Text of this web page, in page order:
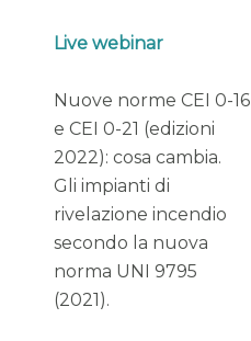
Live webinar
Nuove norme CEI 0-16
e CEI 0-21 (edizioni
2022): cosa cambia.
Gli impianti di
rivelazione incendio
secondo la nuova
norma UNI 9795
(2021).